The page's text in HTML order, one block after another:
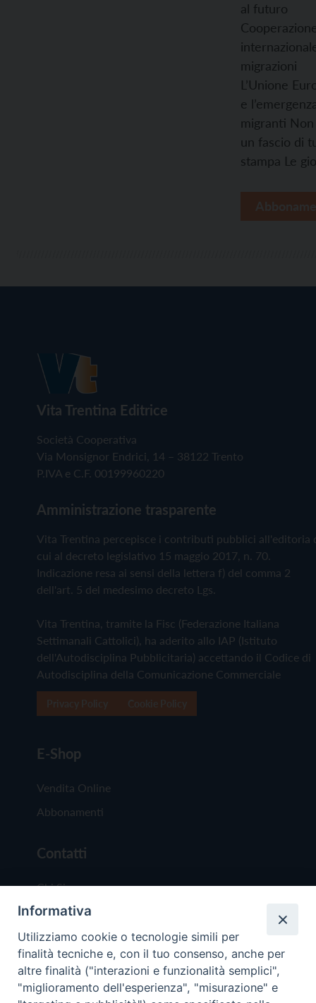
al futuro
migrazioni
L’Unione
e
migranti
un fascio di
stampa Le
Vita Trentina Editrice
Società Cooperativa
Via Monsignor Endrici, 14 – 38122 Trento
P.IVA e C.F. 00199960220
Amministrazione trasparente
Vita Trentina percepisce i contributi pubblici all'editoria
cui al decreto legislativo 15 maggio 2017, n. 70.
Indicazione resa ai sensi della lettera f) del comma 2
dell'art. 5 del medesimo decreto Lgs.
Vita Trentina, tramite la Fisc (Federazione Italiana
Settimanali Cattolici), ha aderito allo IAP (Istituto
dell'Autodisciplina Pubblicitaria) accettando il Codice di
Autodisciplina della Comunicazione Commerciale
E-Shop
Vendita Online
Abbonamenti
Contatti
Chi Siamo
Redazione
Scrivici
Informativa
Utilizziamo cookie o tecnologie simili per
finalità tecniche e, con il tuo consenso, anche per
altre finalità ("interazioni e funzionalità semplici",
"miglioramento dell'esperienza", "misurazione" e